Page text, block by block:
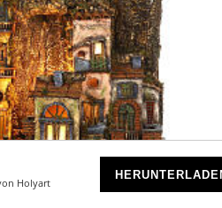
Holyart